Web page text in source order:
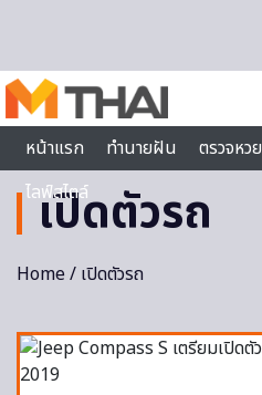
หน้าแรก
ทำนายฝัน ตรวจหวย
ไลฟ์สไตล์
เปิดตัวรถ
Home/ เปิดตัวรถ